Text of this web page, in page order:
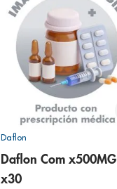
Daflon
Daflon Com x500MG
x30